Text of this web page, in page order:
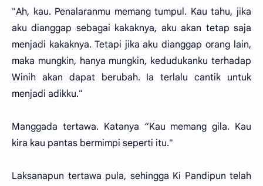
"Ah, kau. Penalaranmu memang tumpul. Kau tahu, jika
aku dianggap sebagai kakaknya, aku akan tetap saja
menjadi kakaknya. Tetapi jika aku dianggap orang lain,
maka mungkin, hanya mungkin, kedudukanku terhadap
Winih akan dapat berubah. Ia terlalu cantik untuk
menjadi adikku."
Manggada tertawa. Katanya “Kau memang gila. Kau
kira kau pantas bermimpi seperti itu."
Laksanapun tertawa pula, sehingga Ki Pandipun telah